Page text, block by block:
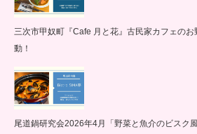
三次市甲奴町『Cafe 月と花』古民家カフェの
動！
尾道鍋研究会2026年4月「野菜と魚介のビスク